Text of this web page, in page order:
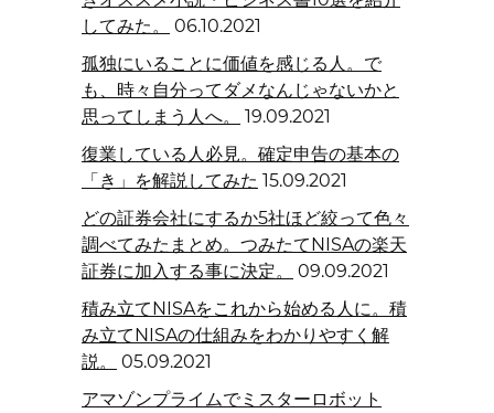
してみた。
06.10.2021
孤独にいることに価値を感じる人。で
も、時々自分ってダメなんじゃないかと
思ってしまう人へ。
19.09.2021
復業している人必見。確定申告の基本の
「き」を解説してみた 15.09.2021
どの証券会社にするか5社ほど絞って色々
調べてみたまとめ。つみたてNISAの楽天
証券に加入する事に決定。
09.09.2021
積み立てNISAをこれから始める人に。積
み立てNISAの仕組みをわかりやすく解
説。
05.09.2021
アマゾンプライムでミスターロボット